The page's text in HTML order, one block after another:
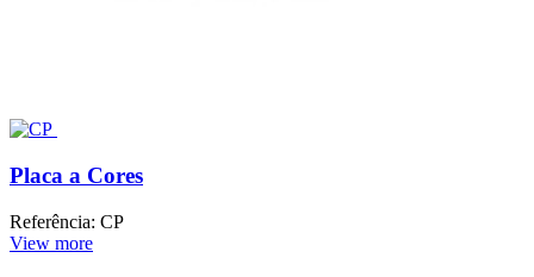
Placa a Cores
Referência: CP
View more